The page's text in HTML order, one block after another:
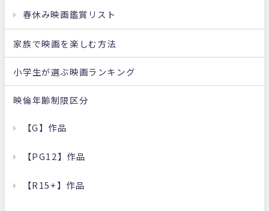
春休み映画鑑賞リスト
家族で映画を楽しむ方法
小学生が選ぶ映画ランキング
映倫年齢制限区分
【G】作品
【PG12】作品
【R15+】作品